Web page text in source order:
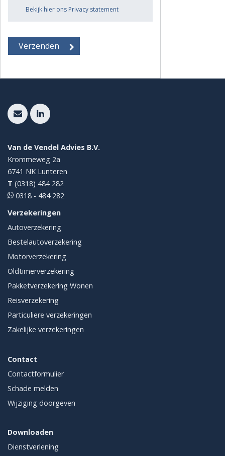
Bekijk hier ons Privacy statement
Van de Vendel Advies B.V.
Krommeweg 2a
6741 NK Lunteren
T (0318) 484 282
0318 - 484 282
Verzekeringen
Autoverzekering
Bestelautoverzekering
Motorverzekering
Oldtimerverzekering
Pakketverzekering Wonen
Reisverzekering
Particuliere verzekeringen
Zakelijke verzekeringen
Contact
Contactformulier
Schade melden
Wijziging doorgeven
Downloaden
Dienstverlening